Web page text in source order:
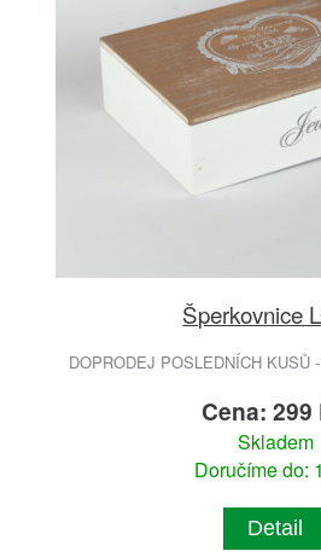
Šperkovnice
DOPRODEJ POSLEDNÍCH KUSŮ
Cena: 299
Skladem
Doručíme do:
Detail